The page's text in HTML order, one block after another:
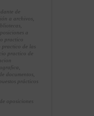
de
a archivos
a
practico
practico de las
practico de
documentos
prácticos
oposiciones